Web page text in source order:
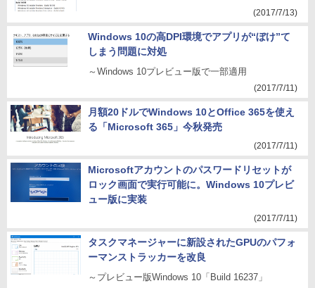
(2017/7/13)
Windows 10の高DPI環境でアプリが“ぼけ”て
しまう問題に対処
～Windows 10プレビュー版で一部適用
(2017/7/11)
月額20ドルでWindows 10とOffice 365を使え
る「Microsoft 365」今秋発売
(2017/7/11)
Microsoftアカウントのパスワードリセットが
ロック画面で実行可能に。Windows 10プレビ
ュー版に実装
(2017/7/11)
タスクマネージャーに新設されたGPUのパフォ
ーマンストラッカーを改良
～プレビュー版Windows 10「Build 16237」